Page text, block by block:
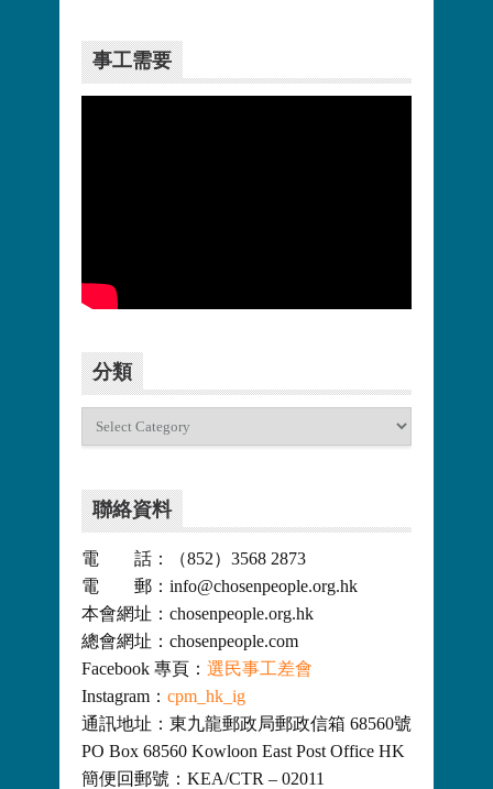
事工需要
分類
聯絡資料
電 話：（852）3568 2873
電 郵：info@chosenpeople.org.hk
本會網址：chosenpeople.org.hk
總會網址：chosenpeople.com
Facebook 專頁： 選民事工差會
Instagram： cpm_hk_ig
通訊地址：東九龍郵政局郵政信箱 68560號
PO Box 68560 Kowloon East Post Office HK
簡便回郵號：KEA/CTR – 02011